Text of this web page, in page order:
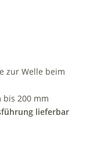
zur Welle beim
bis 200 mm
lieferbar